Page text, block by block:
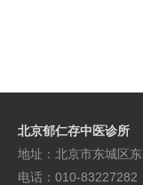
北京郁仁存中医诊所
地址：北京市东城区
电话：010-83227282